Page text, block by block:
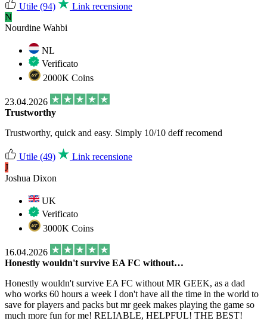
Utile (94)
Link recensione
N
Nourdine Wahbi
NL
Verificato
2000K Coins
23.04.2026
Trustworthy
Trustworthy, quick and easy. Simply 10/10 deff recomend
Utile (49)
Link recensione
J
Joshua Dixon
UK
Verificato
3000K Coins
16.04.2026
Honestly wouldn't survive EA FC without…
Honestly wouldn't survive EA FC without MR GEEK, as a dad
who works 60 hours a week I don't have all the time in the world to
save for players and packs but mr geek makes playing the game so
much more fun for me! RELIABLE, HELPFUL! THE BEST!